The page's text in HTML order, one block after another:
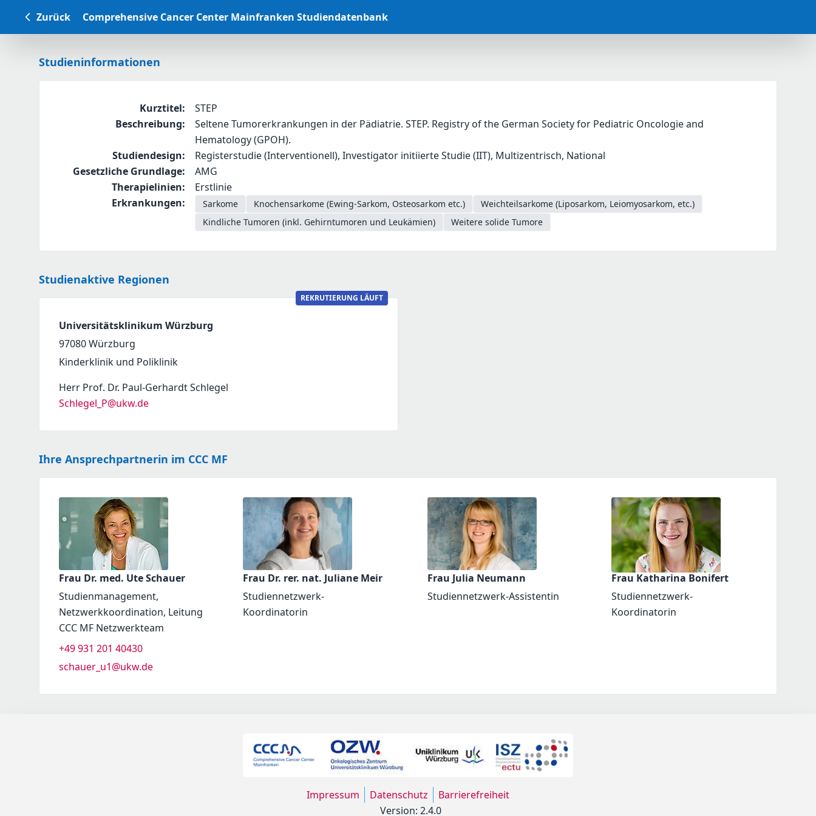
Zurück Comprehensive Cancer Center Mainfranken Studiendatenbank
Studieninformationen
Kurztitel:
STEP
Beschreibung:
Seltene Tumorerkrankungen in der Pädiatrie. STEP. Registry of the German Society for Pediatric Oncologie and
Hematology (GPOH).
Studiendesign:
Registerstudie (Interventionell), Investigator initiierte Studie (IIT), Multizentrisch, National
Gesetzliche Grundlage:
AMG
Therapielinien:
Erstlinie
Erkrankungen: Sarkome Knochensarkome (Ewing-Sarkom, Osteosarkom etc.)
Weichteilsarkome (Liposarkom, Leiomyosarkom, etc.)
Kindliche Tumoren (inkl. Gehirntumoren und Leukämien)
Weitere solide Tumore
Studienaktive Regionen
REKRUTIERUNG LÄUFT
Universitätsklinikum Würzburg
97080Würzburg
Kinderklinik und Poliklinik
Herr Prof. Dr. Paul-Gerhardt Schlegel
Schlegel_P@ukw.de
Ihre Ansprechpartnerin im CCC MF
Frau Dr. med. Ute Schauer
Studienmanagement,
Netzwerkkoordination, Leitung
CCC MF Netzwerkteam
+49 931 201 40430
schauer_u1@ukw.de
Frau Dr. rer. nat. Juliane Meir
Studiennetzwerk-
Koordinatorin
Frau Julia Neumann
Studiennetzwerk-Assistentin
Frau Katharina Bonifert
Studiennetzwerk-
Koordinatorin
Impressum Datenschutz
Barrierefreiheit
Version: 2.4.0